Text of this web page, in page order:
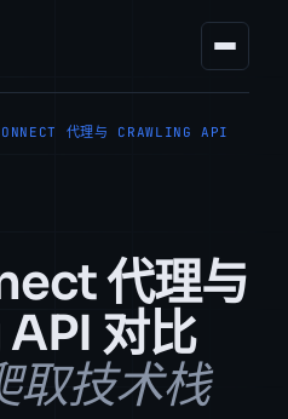
代理与 CRAWLING API
代理与
对比
取技术栈